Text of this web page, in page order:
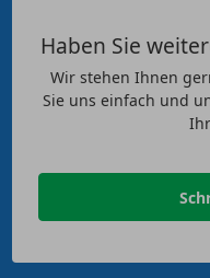
Haben Sie
Wir stehen Ihnen
Sie uns einfach und